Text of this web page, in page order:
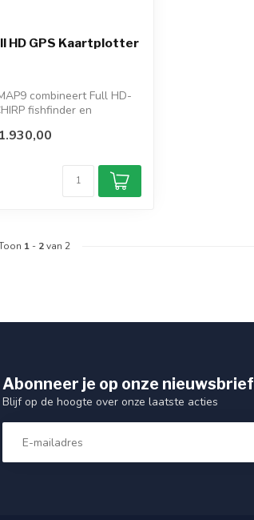
HD GPS Kaartplotter
combineert Full HD-
fishfinder en
1 - 2van 2
Abonneer je op onze nieuwsbrief
Blijf op de hoogte over onze laatste acties